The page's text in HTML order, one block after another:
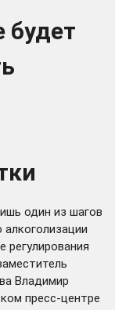
будет
один из шагов
регулирования
Владимир
пресс-центре